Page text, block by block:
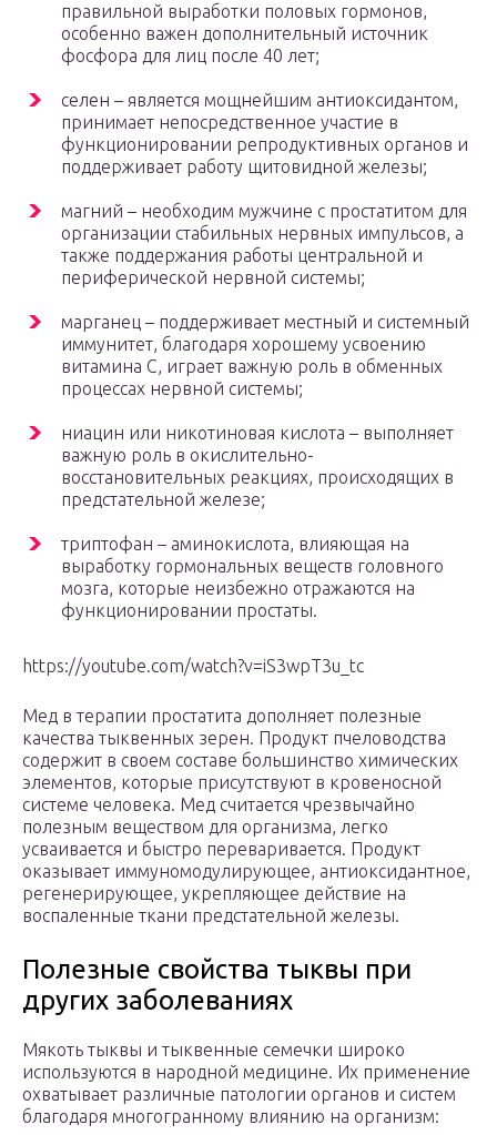
правильной выработки половых гормонов,
особенно важен дополнительный источник
фосфора для лиц после 40 лет;
селен – является мощнейшим антиоксидантом,
принимает непосредственное участие в
функционировании репродуктивных органов и
поддерживает работу щитовидной железы;
магний – необходим мужчине с простатитом для
организации стабильных нервных импульсов, а
также поддержания работы центральной и
периферической нервной системы;
марганец – поддерживает местный и системный
иммунитет, благодаря хорошему усвоению
витамина С, играет важную роль в обменных
процессах нервной системы;
ниацин или никотиновая кислота – выполняет
важную роль в окислительно-
восстановительных реакциях, происходящих в
предстательной железе;
триптофан – аминокислота, влияющая на
выработку гормональных веществ головного
мозга, которые неизбежно отражаются на
функционировании простаты.
https://youtube.com/watch?v=iS3wpT3u_tc
Мед в терапии простатита дополняет полезные
качества тыквенных зерен. Продукт пчеловодства
содержит в своем составе большинство химических
элементов, которые присутствуют в кровеносной
системе человека. Мед считается чрезвычайно
полезным веществом для организма, легко
усваивается и быстро переваривается. Продукт
оказывает иммуномодулирующее, антиоксидантное,
регенерирующее, укрепляющее действие на
воспаленные ткани предстательной железы.
Полезные свойства тыквы при
других заболеваниях
Мякоть тыквы и тыквенные семечки широко
используются в народной медицине. Их применение
охватывает различные патологии органов и систем
благодаря многогранному влиянию на организм: